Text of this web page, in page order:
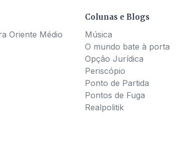
Oriente Médio
Colunas e Blogs
Música
O mundo bate à porta
Opção Jurídica
Periscópio
Ponto de Partida
Pontos de Fuga
Realpolitik